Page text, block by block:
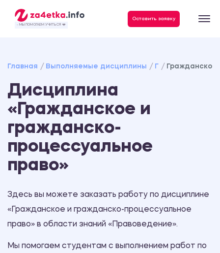
- МЫ ПОМОГАЕМ УЧИТЬСЯ ❤️
Оставить заявку
Главная Выполняемые дисциплины Г Гражданское
Дисциплина
«Гражданское и
гражданско-
процессуальное
право»
Здесь вы можете заказать работу по дисциплине
«Гражданское и гражданско-процессуальное
право» в области знаний «Правоведение».
Мы помогаем студентам с выполнением работ по